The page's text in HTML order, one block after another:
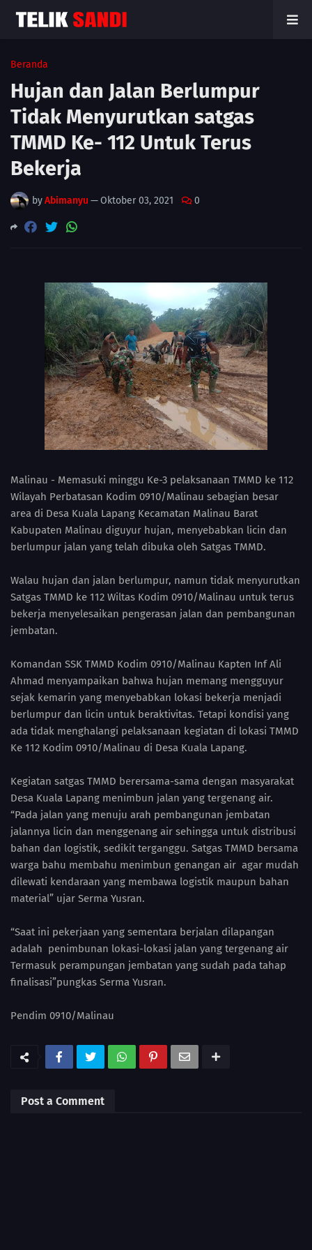
Beranda
Hujan dan Jalan Berlumpur
Tidak Menyurutkan satgas
TMMD Ke- 112 Untuk Terus
Bekerja
byAbimanyu —Oktober 03, 2021 0
Malinau - Memasuki minggu Ke-3 pelaksanaan TMMD ke 112
Wilayah Perbatasan Kodim 0910/Malinau sebagian besar
area di Desa Kuala Lapang Kecamatan Malinau Barat
Kabupaten Malinau diguyur hujan, menyebabkan licin dan
berlumpur jalan yang telah dibuka oleh Satgas TMMD.
Walau hujan dan jalan berlumpur, namun tidak menyurutkan
Satgas TMMD ke 112 Wiltas Kodim 0910/Malinau untuk terus
bekerja menyelesaikan pengerasan jalan dan pembangunan
jembatan.
Komandan SSK TMMD Kodim 0910/Malinau Kapten Inf Ali
Ahmad menyampaikan bahwa hujan memang mengguyur
sejak kemarin yang menyebabkan lokasi bekerja menjadi
berlumpur dan licin untuk beraktivitas. Tetapi kondisi yang
ada tidak menghalangi pelaksanaan kegiatan di lokasi TMMD
Ke 112 Kodim 0910/Malinau di Desa Kuala Lapang.
Kegiatan satgas TMMD berersama-sama dengan masyarakat
Desa Kuala Lapang menimbun jalan yang tergenang air.
“Pada jalan yang menuju arah pembangunan jembatan
jalannya licin dan menggenang air sehingga untuk distribusi
bahan dan logistik, sedikit terganggu. Satgas TMMD bersama
warga bahu membahu menimbun genangan air agar mudah
dilewati kendaraan yang membawa logistik maupun bahan
material” ujar Serma Yusran.
“Saat ini pekerjaan yang sementara berjalan dilapangan
adalah penimbunan lokasi-lokasi jalan yang tergenang air
Termasuk perampungan jembatan yang sudah pada tahap
finalisasi”pungkas Serma Yusran.
Pendim 0910/Malinau
Post a Comment